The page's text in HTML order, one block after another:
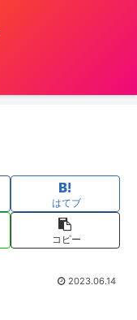
はてブ
コピー
2023.06.14